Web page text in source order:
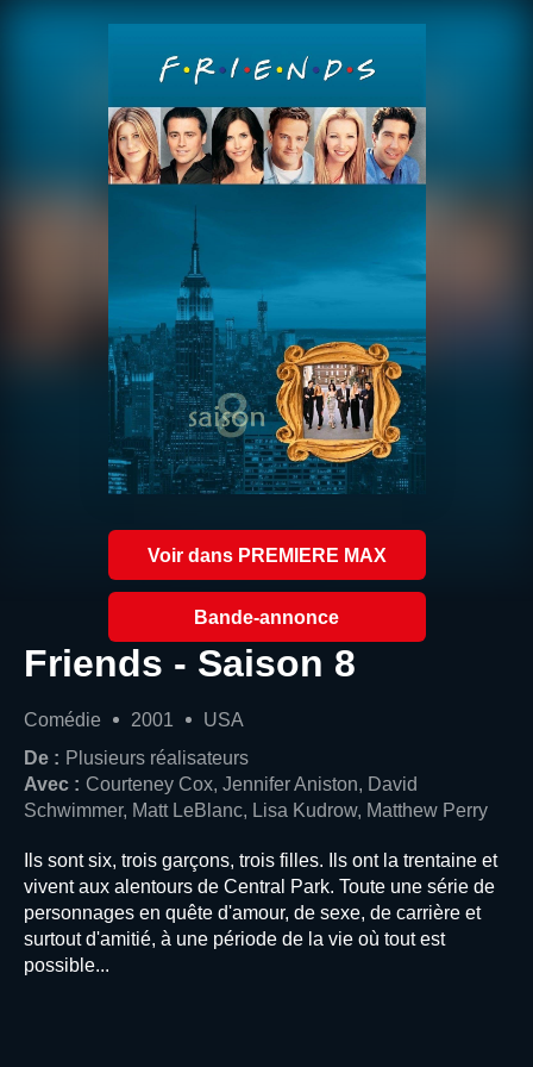
Voir dans PREMIERE MAX
Bande-annonce
Friends - Saison 8
Comédie 2001
USA
De : Plusieurs réalisateurs
Avec : Courteney Cox, Jennifer Aniston, David
Schwimmer, Matt LeBlanc, Lisa Kudrow, Matthew Perry
Ils sont six, trois garçons, trois filles. Ils ont la trentaine et
vivent aux alentours de Central Park. Toute une série de
personnages en quête d'amour, de sexe, de carrière et
surtout d'amitié, à une période de la vie où tout est
possible...